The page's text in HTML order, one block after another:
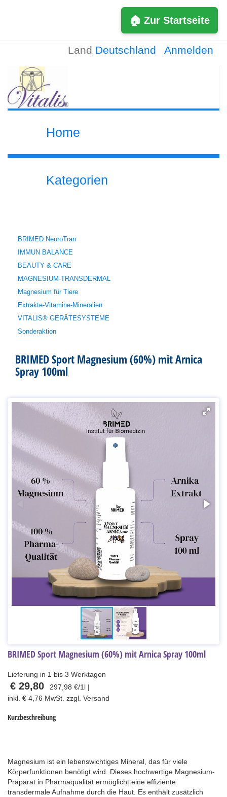
🏠 Zur Startseite
Land Deutschland Anmelden
Home
Kategorien
BRIMED NeuroTran
IMMUN BALANCE
BEAUTY & CARE
MAGNESIUM-TRANSDERMAL
Magnesium für Tiere
Extrakte-Vitamine-Mineralien
VITALIS® GERÄTESYSTEME
Sonderaktion
BRIMED Sport Magnesium (60%) mit Arnica
Spray 100ml
BRIMED Sport Magnesium (60%) mit Arnica Spray 100ml
Lieferung in 1 bis 3 Werktagen
€ 29,80
297,98 €/1l |
inkl. € 4,76 MwSt. zzgl. Versand
Kurzbeschreibung
Magnesium ist ein lebenswichtiges Mineral, das für viele
Körperfunktionen benötigt wird. Dieses hochwertige Magnesium-
Präparat in Pharmaqualität ermöglicht eine effiziente
transdermale Aufnahme durch die Haut. Es enthält zusätzlich